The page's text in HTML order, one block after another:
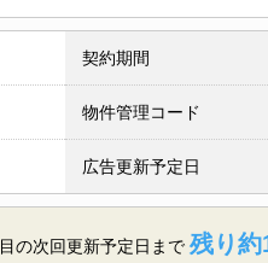
契約期間
物件管理コード
広告更新予定日
の次回更新予定日まで 残り約